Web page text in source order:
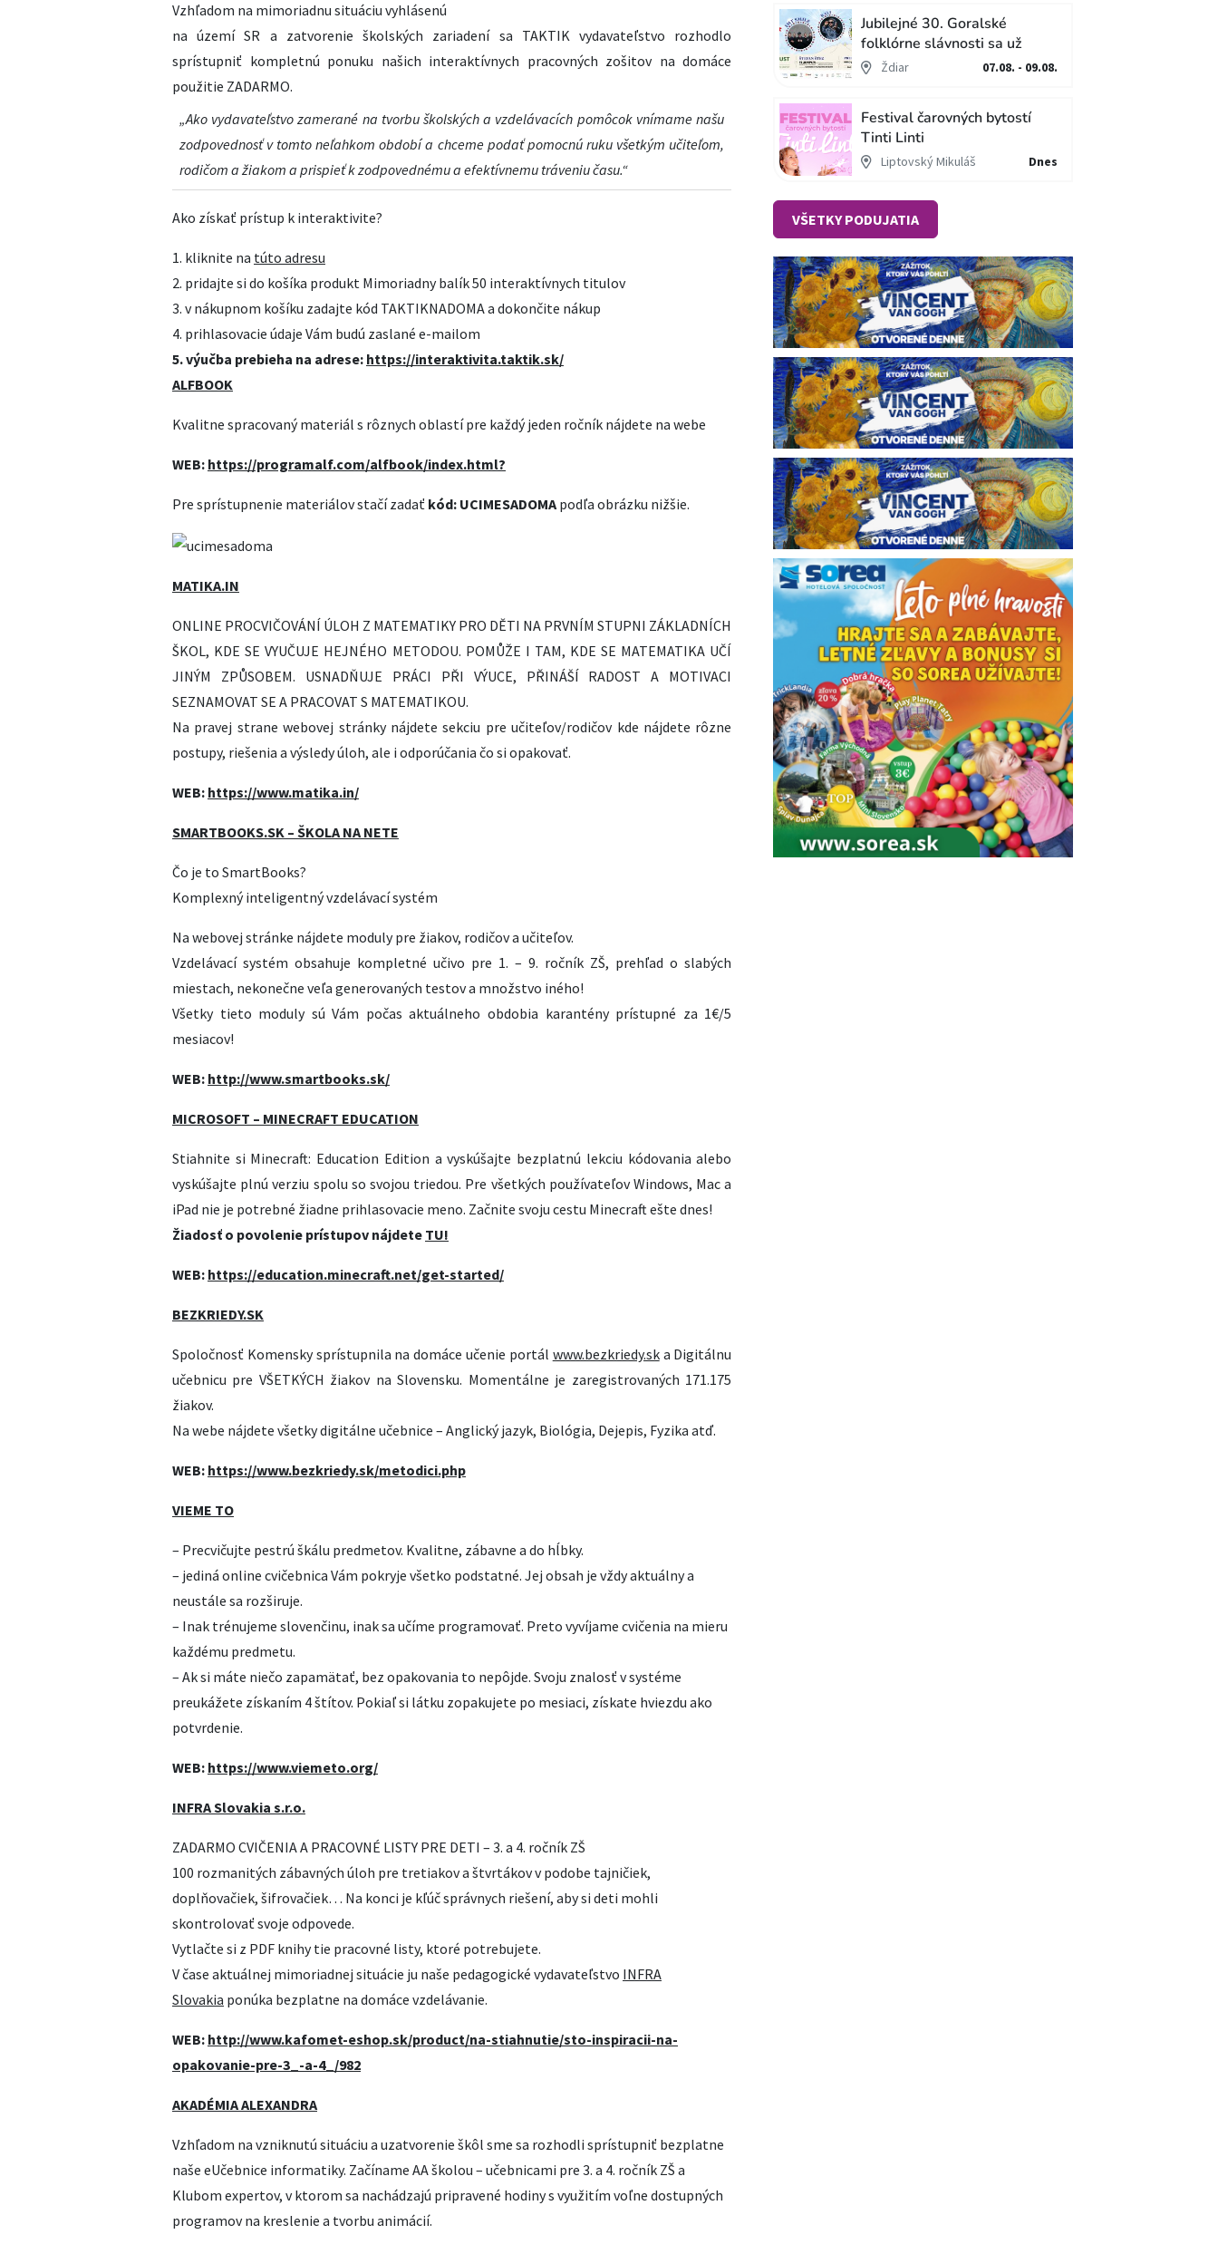
Vzhľadom na mimoriadnu situáciu vyhlásenú
na území SR a zatvorenie školských zariadení sa TAKTIK vydavateľstvo rozhodlo
sprístupniť kompletnú ponuku našich interaktívnych pracovných zošitov na domáce
použitie ZADARMO.
„Ako vydavateľstvo zamerané na tvorbu školských a vzdelávacích pomôcok vnímame našu
zodpovednosť v tomto neľahkom obdobía chceme podať pomocnú ruku všetkým učiteľom,
rodičom a žiakom a prispieť k zodpovednému a efektívnemu tráveniu času.“
Ako získať prístup k interaktivite?
1. kliknite na túto adresu
2. pridajte si do košíka produkt Mimoriadny balík 50 interaktívnych titulov
3. v nákupnom košíku zadajte kód TAKTIKNADOMA a dokončite nákup
4. prihlasovacie údaje Vám budú zaslané e-mailom
5. výučba prebieha na adrese: https://interaktivita.taktik.sk/
ALFBOOK
Kvalitne spracovaný materiál s rôznych oblastí pre každý jeden ročník nájdete na webe
WEB: https://programalf.com/alfbook/index.html?
Pre sprístupnenie materiálov stačí zadať kód: UCIMESADOMApodľa obrázku nižšie.
MATIKA.IN
ONLINE PROCVIČOVÁNÍ ÚLOH Z MATEMATIKY PRO DĚTI NA PRVNÍM STUPNI ZÁKLADNÍCH
ŠKOL, KDE SE VYUČUJE HEJNÉHO METODOU. POMŮŽE I TAM, KDE SE MATEMATIKA UČÍ
JINÝM ZPŮSOBEM. USNADŇUJE PRÁCI PŘI VÝUCE, PŘINÁŠÍ RADOST A MOTIVACI
SEZNAMOVAT SE A PRACOVAT S MATEMATIKOU.
Na pravej strane webovej stránky nájdete sekciu pre učiteľov/rodičov kde nájdete rôzne
postupy, riešenia a výsledy úloh, ale i odporúčania čo si opakovať.
WEB: https://www.matika.in/
SMARTBOOKS.SK – ŠKOLA NA NETE
Čo je to SmartBooks?
Komplexný inteligentný vzdelávací systém
Na webovej stránke nájdete moduly pre žiakov, rodičov a učiteľov.
Vzdelávací systém obsahuje kompletné učivo pre 1. – 9. ročník ZŠ, prehľad o slabých
miestach, nekonečne veľa generovaných testov a množstvo iného!
Všetky tieto moduly sú Vám počas aktuálneho obdobia karantény prístupné za 1€/5
mesiacov!
WEB: http://www.smartbooks.sk/
MICROSOFT – MINECRAFT EDUCATION
Stiahnite si Minecraft: Education Edition a vyskúšajte bezplatnú lekciu kódovania alebo
vyskúšajte plnú verziu spolu so svojou triedou. Pre všetkých používateľov Windows, Mac a
iPad nie je potrebné žiadne prihlasovacie meno. Začnite svoju cestu Minecraft ešte dnes!
Žiadosť o povolenie prístupov nájdete TU!
WEB: https://education.minecraft.net/get-started/
BEZKRIEDY.SK
Spoločnosť Komensky sprístupnila na domáce učenie portál www.bezkriedy.ska Digitálnu
učebnicu pre VŠETKÝCH žiakov na Slovensku. Momentálne je zaregistrovaných 171.175
žiakov.
Na webe nájdete všetky digitálne učebnice – Anglický jazyk, Biológia, Dejepis, Fyzika atď.
WEB: https://www.bezkriedy.sk/metodici.php
VIEME TO
– Precvičujte pestrú škálu predmetov. Kvalitne, zábavne a do hĺbky.
– jediná online cvičebnica Vám pokryje všetko podstatné. Jej obsah je vždy aktuálny a
neustále sa rozširuje.
– Inak trénujeme slovenčinu, inak sa učíme programovať. Preto vyvíjame cvičenia na mieru
každému predmetu.
– Ak si máte niečo zapamätať, bez opakovania to nepôjde. Svoju znalosť v systéme
preukážete získaním 4 štítov. Pokiaľ si látku zopakujete po mesiaci, získate hviezdu ako
potvrdenie.
WEB: https://www.viemeto.org/
INFRA Slovakia s.r.o.
ZADARMO CVIČENIA A PRACOVNÉ LISTY PRE DETI – 3. a 4. ročník ZŠ
100 rozmanitých zábavných úloh pre tretiakov a štvrtákov v podobe tajničiek,
doplňovačiek, šifrovačiek… Na konci je kľúč správnych riešení, aby si deti mohli
skontrolovať svoje odpovede.
Vytlačte si z PDF knihy tie pracovné listy, ktoré potrebujete.
V čase aktuálnej mimoriadnej situácie ju naše pedagogické vydavateľstvo INFRA
Slovakia ponúka bezplatne na domáce vzdelávanie.
WEB: http://www.kafomet-eshop.sk/product/na-stiahnutie/sto-inspiracii-na-
opakovanie-pre-3_-a-4_/982
AKADÉMIA ALEXANDRA
Vzhľadom na vzniknutú situáciu a uzatvorenie škôl sme sa rozhodli sprístupniť bezplatne
naše eUčebnice informatiky. Začíname AA školou – učebnicami pre 3. a 4. ročník ZŠ a
Klubom expertov, v ktorom sa nachádzajú pripravené hodiny s využitím voľne dostupných
programov na kreslenie a tvorbu animácií.
Jubilejné 30. Goralské
folklórne slávnosti sa už
blížiaŽdiar 07.08. - 09.08.
Festival čarovných bytostí
Tinti Linti
Liptovský Mikuláš Dnes
VŠETKY PODUJATIA